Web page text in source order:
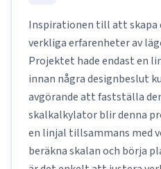
Inspirationen till att skapa
verkliga erfarenheter av
Projektet hade endast en
innan några designbeslut
avgörande att fastställa
skalkalkylator blir denna
en linjal tillsammans med
beräkna skalan och börja